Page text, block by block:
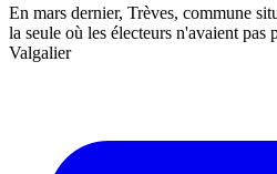
En mars dernier, Trèves, commune
la seule où les électeurs n'avaient
Valgalier